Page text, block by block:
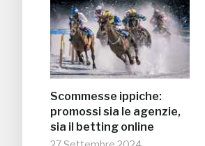
Scommesse ippiche:
promossi sia le agenzie,
sia il betting online